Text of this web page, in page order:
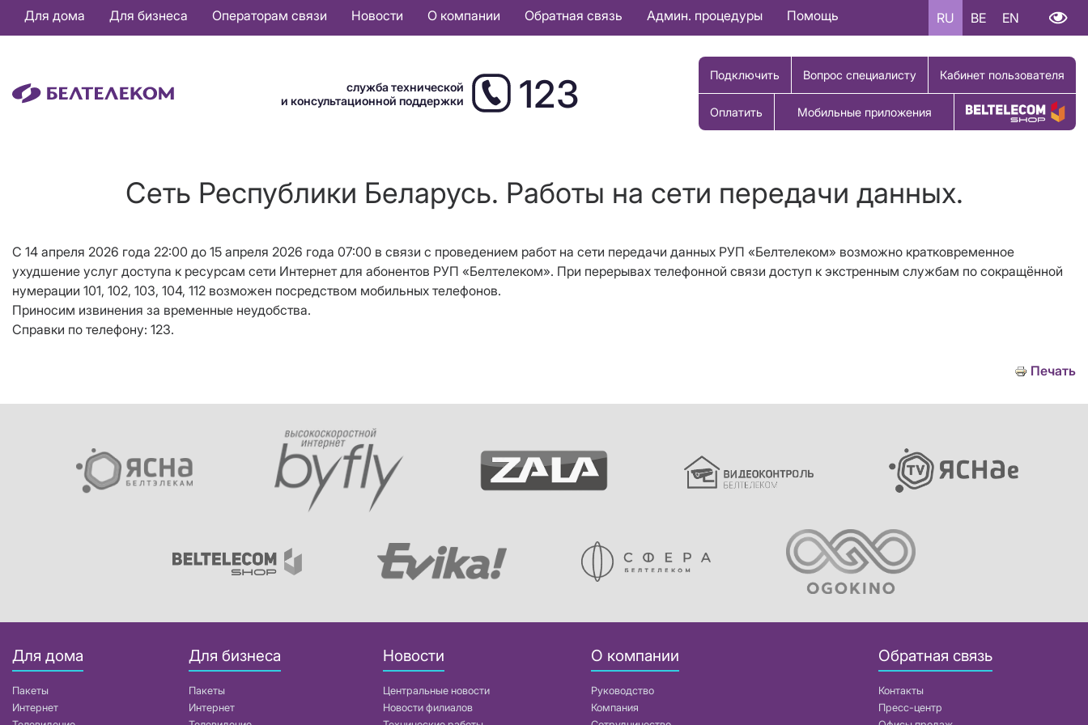
Основная
навигация
Для дома Для бизнеса Операторам связи Новости О компании Обратная связь Админ. процедуры Помощь RU BE EN
служба технической
и консультационной поддержки
123 Подключить Вопрос специалисту Кабинет пользователя
Оплатить Мобильные приложения Купить товар
Сеть Республики Беларусь. Работы на сети передачи данных.
С 14 апреля 2026 года 22:00 до 15 апреля 2026 года 07:00 в связи с проведением работ на сети передачи данных РУП «Белтелеком» возможно кратковременное
ухудшение услуг доступа к ресурсам сети Интернет для абонентов РУП «Белтелеком». При перерывах телефонной связи доступ к экстренным службам по сокращённой
нумерации 101, 102, 103, 104, 112 возможен посредством мобильных телефонов.
Приносим извинения за временные неудобства.
Справки по телефону: 123.
Печать
Для дома
Пакеты
Интернет
Для бизнеса
Пакеты
Интернет
Новости
Центральные новости
Новости филиалов
О компании
Руководство
Компания
Обратная связь
Контакты
Пресс-центр